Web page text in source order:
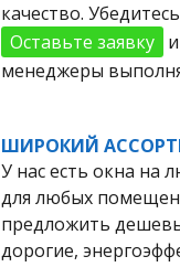
качество.
Оставьте заявку
менеджеры
ШИРОКИЙ
У нас есть окна на
для любых
предложить
дорогие,